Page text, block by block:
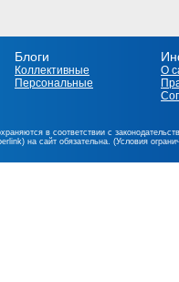
Блоги
Коллективные
Персональные
О
в соответствии с
на сайт обязательна. (Условия